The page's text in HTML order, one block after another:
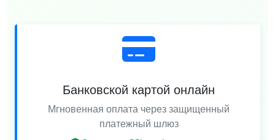
Банковской картой онлайн
Мгновенная оплата через защищенный
платежный шлюз